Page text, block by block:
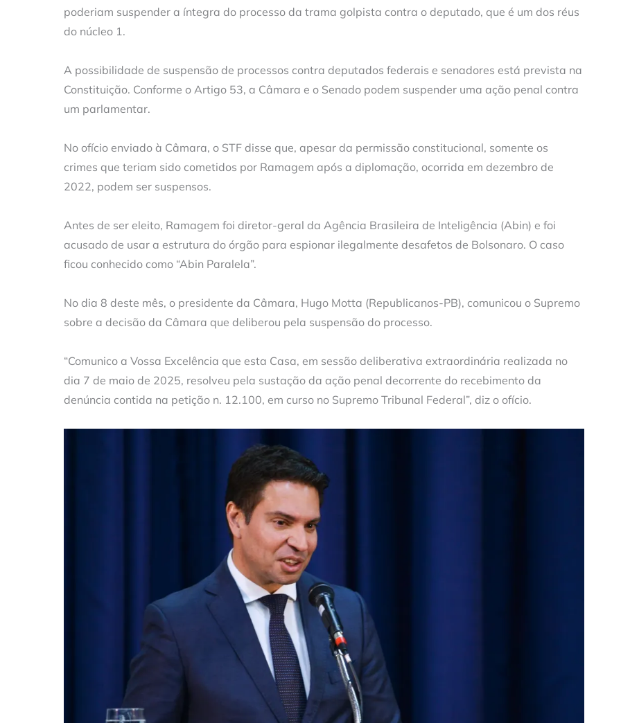
poderiam suspender a íntegra do processo da trama golpista contra o deputado, que é um dos réus
do núcleo 1.
A possibilidade de suspensão de processos contra deputados federais e senadores está prevista na
Constituição. Conforme o Artigo 53, a Câmara e o Senado podem suspender uma ação penal contra
um parlamentar.
No ofício enviado à Câmara, o STF disse que, apesar da permissão constitucional, somente os
crimes que teriam sido cometidos por Ramagem após a diplomação, ocorrida em dezembro de
2022, podem ser suspensos.
Antes de ser eleito, Ramagem foi diretor-geral da Agência Brasileira de Inteligência (Abin) e foi
acusado de usar a estrutura do órgão para espionar ilegalmente desafetos de Bolsonaro. O caso
ficou conhecido como “Abin Paralela”.
No dia 8 deste mês, o presidente da Câmara, Hugo Motta (Republicanos-PB), comunicou o Supremo
sobre a decisão da Câmara que deliberou pela suspensão do processo.
“Comunico a Vossa Excelência que esta Casa, em sessão deliberativa extraordinária realizada no
dia 7 de maio de 2025, resolveu pela sustação da ação penal decorrente do recebimento da
denúncia contida na petição n. 12.100, em curso no Supremo Tribunal Federal”, diz o ofício.